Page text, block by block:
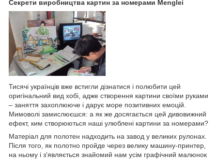
Секрети виробництва картин за номерами Menglei
Тисячі українців вже встигли дізнатися і полюбити цей
оригінальний вид хобі, адже створення картини своїми руками
– заняття захоплююче і дарує море позитивних емоцій.
Мимоволі замислюєшся: а як же досягається цей дивовижний
ефект, ким створюються наші улюблені картини за номерами?
Матеріал для полотен надходить на завод у великих рулонах.
Після того, як полотно пройде через велику машину-принтер,
на ньому і з'являється знайомий нам усім графічний малюнок